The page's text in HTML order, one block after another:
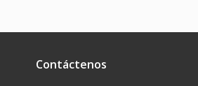
Contáctenos